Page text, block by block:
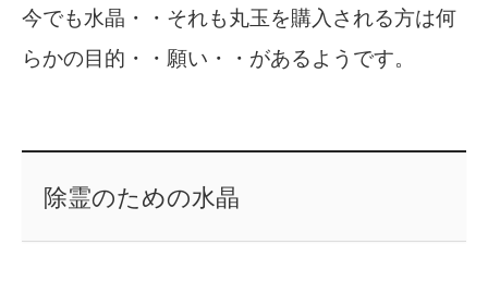
今でも水晶・・それも丸玉を購入される方は何
らかの目的・・願い・・があるようです。
除霊のための水晶